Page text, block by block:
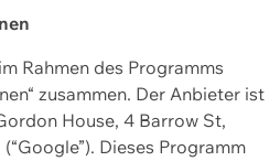
Rahmen des Programms
zusammen. Der Anbieter ist
House, 4 Barrow St,
Dieses Programm